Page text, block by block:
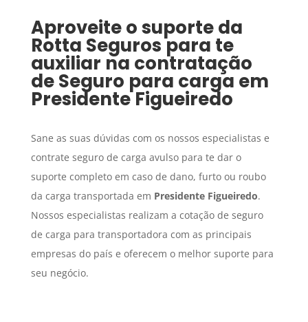
Aproveite o suporte da
Rotta Seguros para te
auxiliar na contratação
deSeguro para carga em
Presidente Figueiredo
Sane as suas dúvidas com os nossos especialistas e
contrate seguro de carga avulso para te dar o
suporte completo em caso de dano, furto ou roubo
da carga transportada em Presidente Figueiredo.
Nossos especialistas realizam a cotação de seguro
de carga para transportadora com as principais
empresas do país e oferecem o melhor suporte para
seu negócio.